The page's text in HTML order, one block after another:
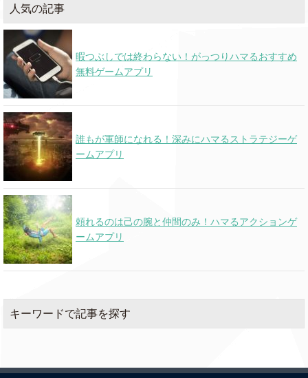
人気の記事
暇つぶしでは終わらない！がっつりハマるおすすめ
無料ゲームアプリ
誰もが軍師になれる！深みにハマるストラテジーゲ
ームアプリ
頼れるのは己の腕と仲間のみ！ハマるアクションゲ
ームアプリ
キーワードで記事を探す